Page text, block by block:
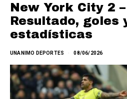
New York City 2
Resultado, goles
estadísticas
UNANIMO DEPORTES 08/06/2026